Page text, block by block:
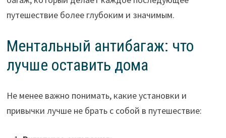
путешествие более глубоким и значимым.
Ментальный антибагаж: что
лучше оставить дома
Не менее важно понимать, какие установки и
привычки лучше не брать с собой в путешествие: